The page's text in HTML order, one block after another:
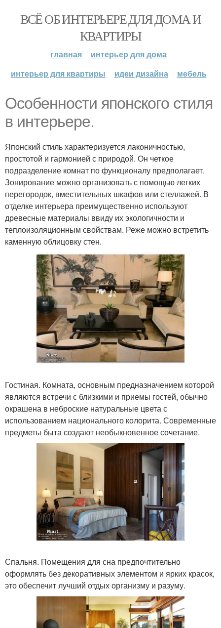
ВСЁ ОБ ИНТЕРЬЕРЕ ДЛЯ ДОМА И
КВАРТИРЫ
главная
интерьер для дома
интерьер для квартиры
идеи дизайна мебель
Особенности японского стиля
в интерьере.
Японский стиль характеризуется лаконичностью,
простотой и гармонией с природой. Он четкое
подразделение комнат по функционалу предполагает.
Зонирование можно организовать с помощью легких
перегородок, вместительных шкафов или стеллажей. В
отделке интерьера преимущественно используют
древесные материалы ввиду их экологичности и
теплоизоляционным свойствам. Реже можно встретить
каменную облицовку стен.
Гостиная. Комната, основным предназначением которой
являются встречи с близкими и приемы гостей, обычно
окрашена в неброские натуральные цвета с
использованием национального колорита. Современные
предметы быта создают необыкновенное сочетание.
Спальня. Помещения для сна предпочтительно
оформлять без декоративных элементом и ярких красок,
это обеспечит лучший отдых организму и разуму.